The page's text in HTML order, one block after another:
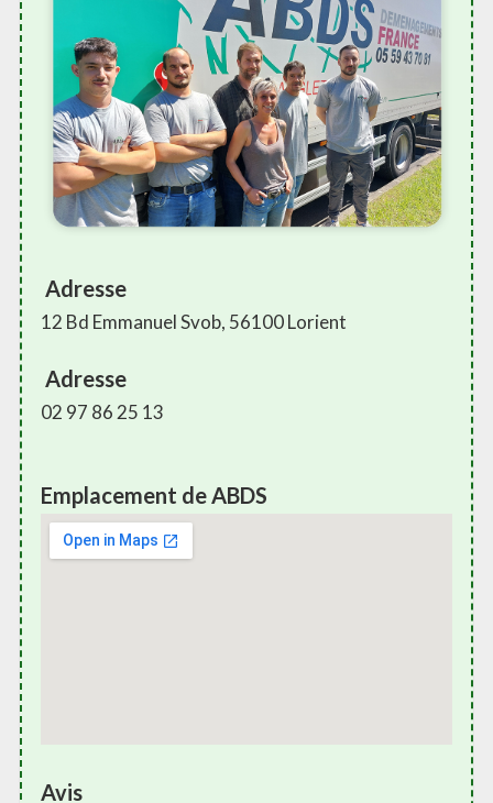
Adresse
12 Bd Emmanuel Svob, 56100 Lorient
Adresse
02 97 86 25 13
Emplacement de ABDS
Avis